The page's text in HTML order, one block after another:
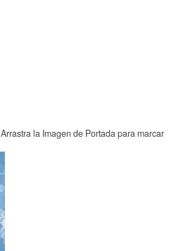
Arrastra la Imagen de Portada para marcar